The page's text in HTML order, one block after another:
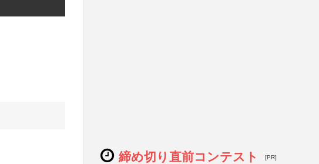
締め切り直前コンテスト [PR]